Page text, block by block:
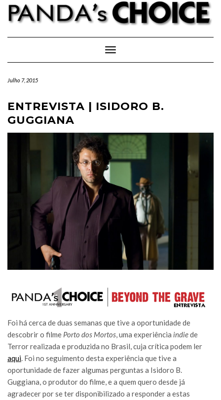
Skip
content
Toggle Navigation
Julho 7, 2015
ENTREVISTA | ISIDORO B.
GUGGIANA
Foi há cerca de duas semanas que tive a oportunidade de
descobrir o filme Porto dos Mortos, uma experiência indiede
Terror realizada e produzida no Brasil, cuja crítica podem ler
aqui. Foi no seguimento desta experiência que tive a
oportunidade de fazer algumas perguntas a Isidoro B.
Guggiana, o produtor do filme, e a quem quero desde já
agradecer por se ter disponibilizado a responder a estas